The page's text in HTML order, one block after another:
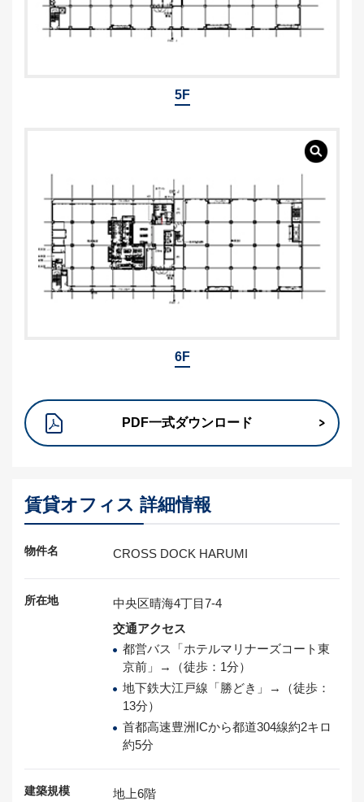
5F
6F
PDF一式ダウンロード
賃貸オフィス 詳細情報
物件名 CROSS DOCK HARUMI
所在地
中央区晴海4丁目7-4
交通アクセス
都営バス「ホテルマリナーズコート東
京前」→（徒歩：1分）
地下鉄大江戸線「勝どき」→（徒歩：
13分）
首都高速豊洲ICから都道304線約2キロ
約5分
建築規模 地上6階